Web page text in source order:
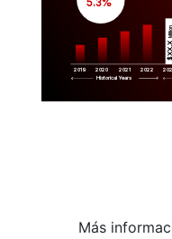
2019 2020 2021 2022
$XX.X
Million
5.3%
Historical Years
Más